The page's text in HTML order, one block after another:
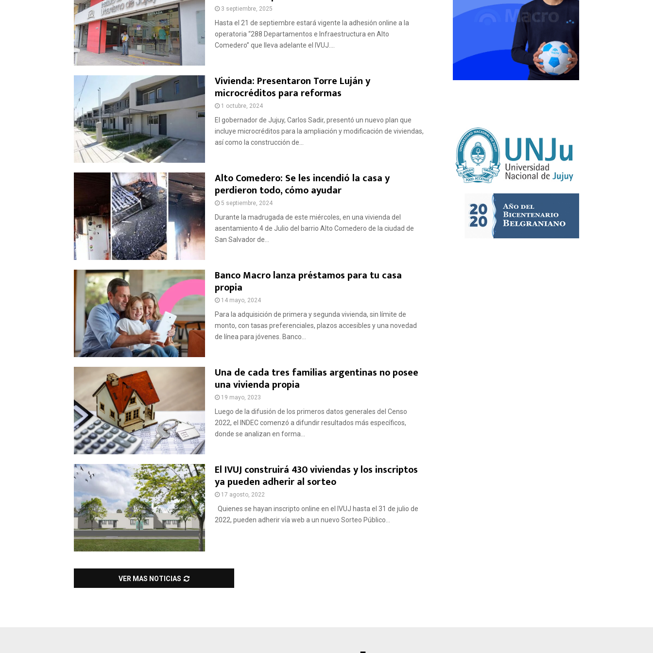
3 septiembre, 2025
Hasta el 21 de septiembre estará vigente la adhesión online a la
operatoria “288 Departamentos e Infraestructura en Alto
Comedero” que lleva adelante el IVUJ....
Vivienda: Presentaron Torre Luján y
microcréditos para reformas
1 octubre, 2024
El gobernador de Jujuy, Carlos Sadir, presentó un nuevo plan que
incluye microcréditos para la ampliación y modificación de viviendas,
así como la construcción de...
Alto Comedero: Se les incendió la casa y
perdieron todo, cómo ayudar
5 septiembre, 2024
Durante la madrugada de este miércoles, en una vivienda del
asentamiento 4 de Julio del barrio Alto Comedero de la ciudad de
San Salvador de...
Banco Macro lanza préstamos para tu casa
propia
14 mayo, 2024
Para la adquisición de primera y segunda vivienda, sin límite de
monto, con tasas preferenciales, plazos accesibles y una novedad
de línea para jóvenes. Banco...
Una de cada tres familias argentinas no posee
una vivienda propia
19 mayo, 2023
Luego de la difusión de los primeros datos generales del Censo
2022, el INDEC comenzó a difundir resultados más específicos,
donde se analizan en forma...
El IVUJ construirá 430 viviendas y los inscriptos
ya pueden adherir al sorteo
17 agosto, 2022
Quienes se hayan inscripto online en el IVUJ hasta el 31 de julio de
2022, pueden adherir vía web a un nuevo Sorteo Público...
VER MAS NOTICIAS